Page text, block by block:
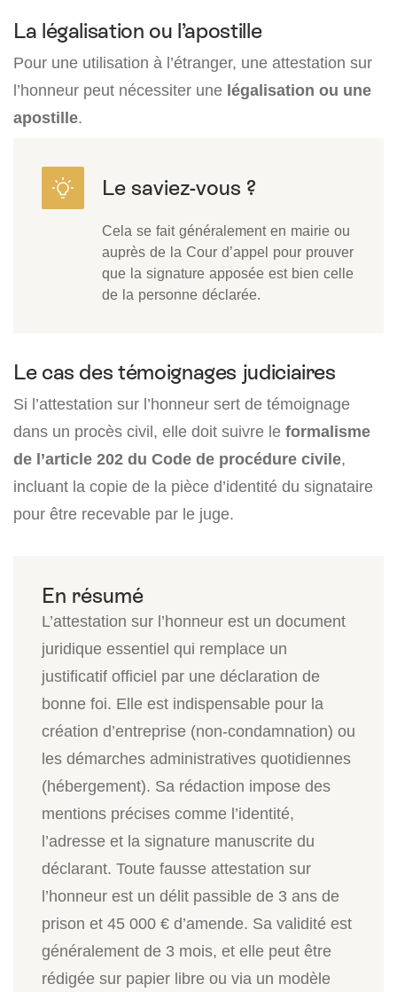
La légalisation ou l’apostille
Pour une utilisation à l’étranger, une attestation sur
l’honneur peut nécessiter une légalisation ou une
apostille.
Cela se fait généralement en mairie ou
auprès de la Cour d’appel pour prouver
que la signature apposée est bien celle
de la personne déclarée.
Le cas des témoignages judiciaires
Si l’attestation sur l’honneur sert de témoignage
dans un procès civil, elle doit suivre le formalisme
de l’article 202 du Code de procédure civile,
incluant la copie de la pièce d’identité du signataire
pour être recevable par le juge.
L’attestation sur l’honneur est un document
juridique essentiel qui remplace un
justificatif officiel par une déclaration de
bonne foi. Elle est indispensable pour la
création d’entreprise (non-condamnation) ou
les démarches administratives quotidiennes
(hébergement). Sa rédaction impose des
mentions précises comme l’identité,
l’adresse et la signature manuscrite du
déclarant. Toute fausse attestation sur
l’honneur est un délit passible de 3 ans de
prison et 45 000 € d’amende. Sa validité est
généralement de 3 mois, et elle peut être
rédigée sur papier libre ou via un modèle